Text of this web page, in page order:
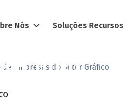
Nós Soluções Recursos
Empresas do Setor Gráfico
num